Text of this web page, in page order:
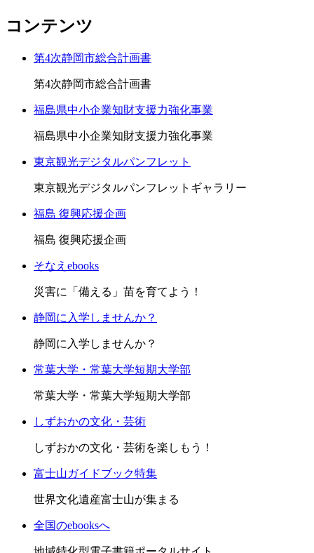
コンテンツ
第4次静岡市総合計画書
第4次静岡市総合計画書
福島県中小企業知財支援力強化事業
福島県中小企業知財支援力強化事業
東京観光デジタルパンフレット
東京観光デジタルパンフレットギャラリー
福島 復興応援企画
福島 復興応援企画
そなえebooks
災害に「備える」苗を育てよう！
静岡に入学しませんか？
静岡に入学しませんか？
常葉大学・常葉大学短期大学部
常葉大学・常葉大学短期大学部
しずおかの文化・芸術
しずおかの文化・芸術を楽しもう！
富士山ガイドブック特集
世界文化遺産富士山が集まる
全国のebooksへ